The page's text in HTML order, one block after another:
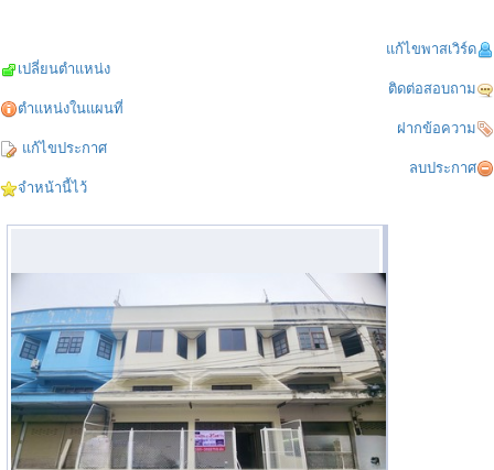
แก้ไขพาสเวิร์ด
เปลี่ยนตำแหน่ง
ติดต่อสอบถาม
ตำแหน่งในแผนที่
ฝากข้อความ
แก้ไขประกาศ
ลบประกาศ
จำหน้านี้ไว้